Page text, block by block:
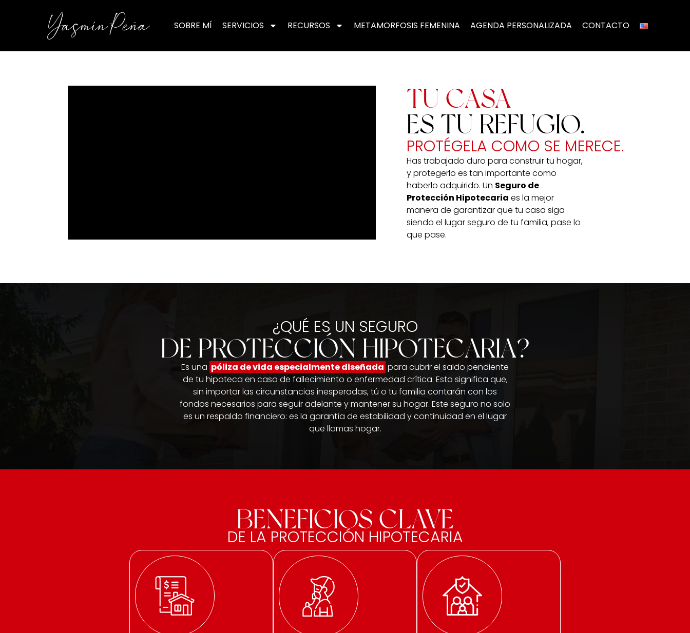
SOBRE MÍ SERVICIOS RECURSOS METAMORFOSIS FEMENINA AGENDA PERSONALIZADA CONTACTO
TU CASA
ES TU REFUGIO.
PROTÉGELA COMO SE MERECE.
Has trabajado duro para construir tu hogar,
y protegerlo es tan importante como
haberlo adquirido. Un Seguro de
Protección Hipotecaria es la mejor
manera de garantizar que tu casa siga
siendo el lugar seguro de tu familia, pase lo
que pase.
¿QUÉ ES UN SEGURO
DE PROTECCIÓN HIPOTECARIA?
Es una póliza de vida especialmente diseñada para cubrir el saldo pendiente
de tu hipoteca en caso de fallecimiento o enfermedad crítica. Esto significa que,
sin importar las circunstancias inesperadas, tú o tu familia contarán con los
fondos necesarios para seguir adelante y mantener su hogar. Este seguro no solo
es un respaldo financiero: es la garantía de estabilidad y continuidad en el lugar
que llamas hogar.
BENEFICIOS CLAVE
DE LA PROTECCIÓN HIPOTECARIA